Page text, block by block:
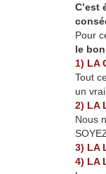
C’est
Pour
le
1) LA
Tout
un vrai
2) LA
Nous
3) LA
4) LA